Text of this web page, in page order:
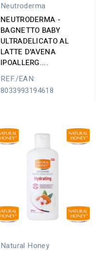
Neutroderma
NEUTRODERMA -
BAGNETTO BABY
ULTRADELICATO AL
LATTE D'AVENA
IPOALLERG....
REF./EAN:
8033993194618
Natural Honey